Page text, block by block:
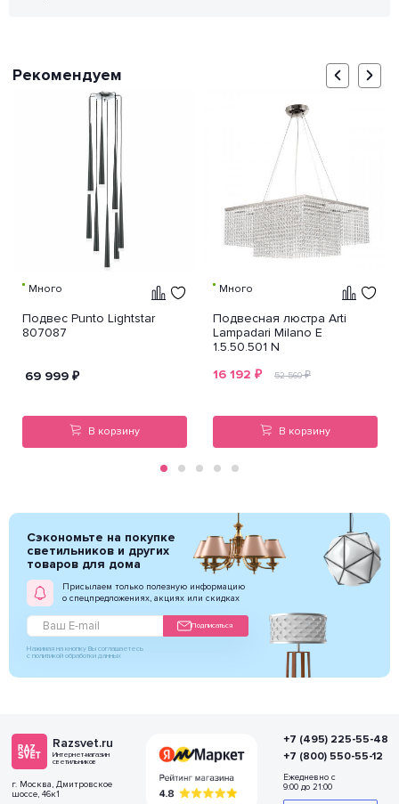
Рекомендуем
Много
Подвес Punto Lightstar
807087
69 999 ₽
В корзину
Много
Подвесная люстра Arti
Lampadari Milano E
1.5.50.501 N
16 192 ₽ 52 560₽
В корзину
Сэкономьте на покупке
светильников и других
товаров для дома
Присылаем только полезную информацию
о спецпредложениях, акциях или скидках
Подписаться
Нажимая на кнопку Вы соглашаетесь
с политикой обработки данных
Razsvet.ru
Интернет-магазин
светильников
г. Москва, Дмитровское
шоссе, 46к1
+7 (495) 225-55-48
+7 (800) 550-55-12
Ежедневно с
9:00 до 21:00